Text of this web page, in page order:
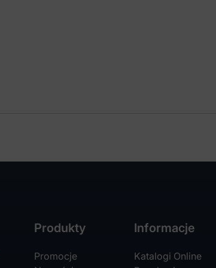
Produkty
Promocje
Informacje
Katalogi Online